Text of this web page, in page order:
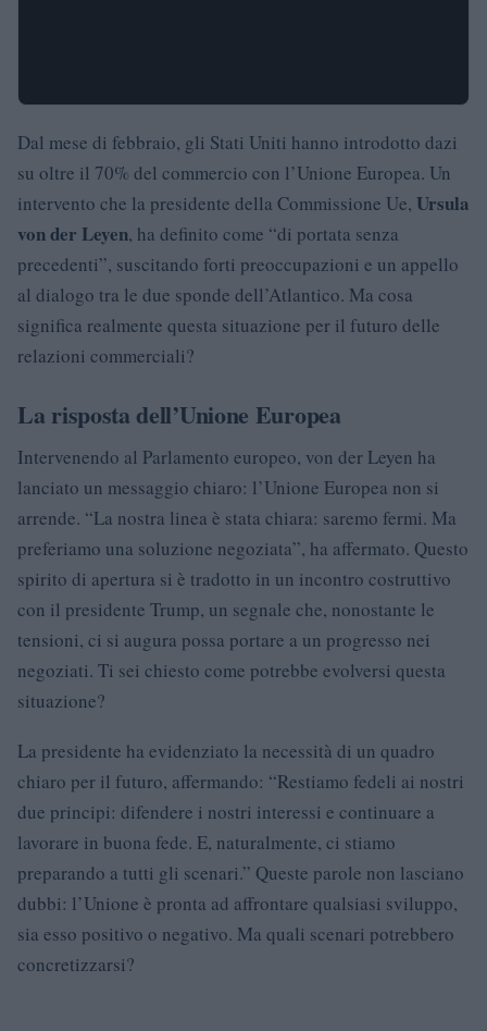
Dal mese di febbraio, gli Stati Uniti hanno introdotto dazi
su oltre il 70% del commercio con l’Unione Europea. Un
intervento che la presidente della Commissione Ue, Ursula
von der Leyen, ha definito come “di portata senza
precedenti”, suscitando forti preoccupazioni e un appello
al dialogo tra le due sponde dell’Atlantico. Ma cosa
significa realmente questa situazione per il futuro delle
relazioni commerciali?
La risposta dell’Unione Europea
Intervenendo al Parlamento europeo, von der Leyen ha
lanciato un messaggio chiaro: l’Unione Europea non si
arrende. “La nostra linea è stata chiara: saremo fermi. Ma
preferiamo una soluzione negoziata”, ha affermato. Questo
spirito di apertura si è tradotto in un incontro costruttivo
con il presidente Trump, un segnale che, nonostante le
tensioni, ci si augura possa portare a un progresso nei
negoziati. Ti sei chiesto come potrebbe evolversi questa
situazione?
La presidente ha evidenziato la necessità di un quadro
chiaro per il futuro, affermando: “Restiamo fedeli ai nostri
due principi: difendere i nostri interessi e continuare a
lavorare in buona fede. E, naturalmente, ci stiamo
preparando a tutti gli scenari.” Queste parole non lasciano
dubbi: l’Unione è pronta ad affrontare qualsiasi sviluppo,
sia esso positivo o negativo. Ma quali scenari potrebbero
concretizzarsi?